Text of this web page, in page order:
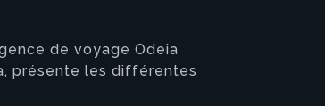
de voyage Odeia
présente les différentes